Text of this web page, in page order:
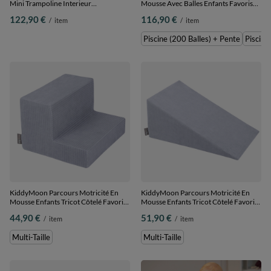
Mini Trampoline Interieur
Amovible En Tissu Cotele Deux
122,90 € / item
Mousse Avec Balles Enfants Favorise
Piscine (200 Balles) + Pente
116,90 € / item
Piscine (200 Balles) + Pente
KiddyMoon Parcours Motricité En
Mousse Enfants Tricot Côtelé Favorise
44,90 € / item
Multi-Taille
KiddyMoon Parcours Motricité En
Mousse Enfants Tricot Côtelé Favorise
51,90 € / item
Multi-Taille